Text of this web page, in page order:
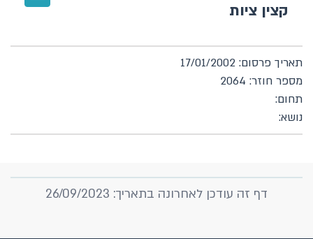
קצין ציות
תאריך פרסום: 17/01/2002
מספר חוזר: 2064
תחום:
נושא:
דף זה עודכן לאחרונה בתאריך: 26/09/2023